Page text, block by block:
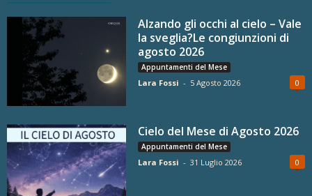
Alzando gli occhi al cielo – Vale
la sveglia?Le congiunzioni di
agosto 2026
Appuntamenti del Mese
Lara Fossi - 5 Agosto 2026 0
Cielo del Mese di Agosto 2026
Appuntamenti del Mese
Lara Fossi - 31 Luglio 2026 0